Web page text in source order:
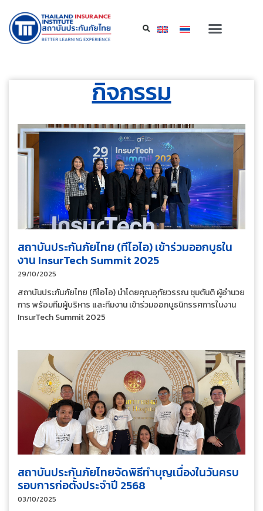
กิจกรรม
สถาบันประกันภัยไทย (ทีไอไอ) เข้าร่วมออกบูธใน
งาน InsurTech Summit 2025
29/10/2025
สถาบันประกันภัยไทย (ทีไอไอ) นำโดยคุณอุทัยวรรณ ชุมตันติ ผู้อำนวย
การ พร้อมทีมผู้บริหาร และทีมงาน เข้าร่วมออกบูธนิทรรศการในงาน
InsurTech Summit 2025
สถาบันประกันภัยไทยจัดพิธีทำบุญเนื่องในวันครบ
รอบการก่อตั้งประจำปี 2568
03/10/2025